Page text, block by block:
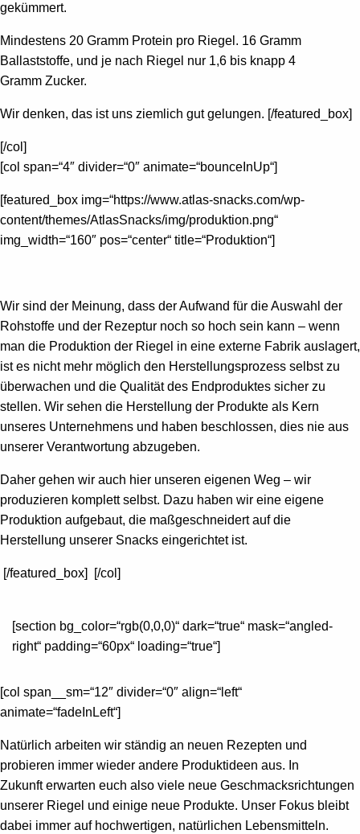
gekümmert.
Mindestens 20 Gramm Protein pro Riegel. 16 Gramm
Ballaststoffe, und je nach Riegel nur 1,6 bis knapp 4
Gramm Zucker.
Wir denken, das ist uns ziemlich gut gelungen. [/featured_box]
[/col]
[col span=“4″ divider=“0″ animate=“bounceInUp“]
[featured_box img=“https://www.atlas-snacks.com/wp-
content/themes/AtlasSnacks/img/produktion.png“
img_width=“160″ pos=“center“ title=“Produktion“]
Wir sind der Meinung, dass der Aufwand für die Auswahl der
Rohstoffe und der Rezeptur noch so hoch sein kann – wenn
man die Produktion der Riegel in eine externe Fabrik auslagert,
ist es nicht mehr möglich den Herstellungsprozess selbst zu
überwachen und die Qualität des Endproduktes sicher zu
stellen. Wir sehen die Herstellung der Produkte als Kern
unseres Unternehmens und haben beschlossen, dies nie aus
unserer Verantwortung abzugeben.
Daher gehen wir auch hier unseren eigenen Weg – wir
produzieren komplett selbst. Dazu haben wir eine eigene
Produktion aufgebaut, die maßgeschneidert auf die
Herstellung unserer Snacks eingerichtet ist.
[/featured_box] [/col]
[section bg_color=“rgb(0,0,0)“ dark=“true“ mask=“angled-
right“ padding=“60px“ loading=“true“]
[col span__sm=“12″ divider=“0″ align=“left“
animate=“fadeInLeft“]
Natürlich arbeiten wir ständig an neuen Rezepten und
probieren immer wieder andere Produktideen aus. In
Zukunft erwarten euch also viele neue Geschmacksrichtungen
unserer Riegel und einige neue Produkte. Unser Fokus bleibt
dabei immer auf hochwertigen, natürlichen Lebensmitteln.